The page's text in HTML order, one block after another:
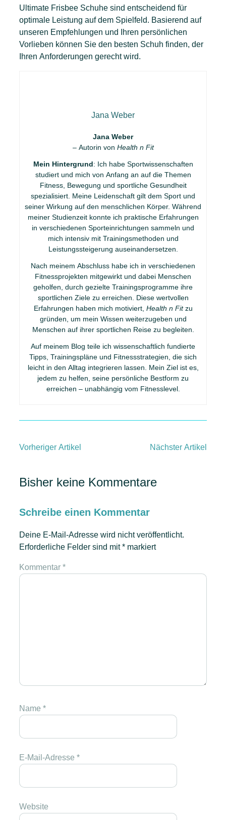
Ultimate Frisbee Schuhe sind entscheidend für
optimale Leistung auf dem Spielfeld. Basierend auf
unseren Empfehlungen und Ihren persönlichen
Vorlieben können Sie den besten Schuh finden, der
Ihren Anforderungen gerecht wird.
Jana Weber
Jana Weber
– Autorin von Health n Fit
Mein Hintergrund: Ich habe Sportwissenschaften
studiert und mich von Anfang an auf die Themen
Fitness, Bewegung und sportliche Gesundheit
spezialisiert. Meine Leidenschaft gilt dem Sport und
seiner Wirkung auf den menschlichen Körper. Während
meiner Studienzeit konnte ich praktische Erfahrungen
in verschiedenen Sporteinrichtungen sammeln und
mich intensiv mit Trainingsmethoden und
Leistungssteigerung auseinandersetzen.
Nach meinem Abschluss habe ich in verschiedenen
Fitnessprojekten mitgewirkt und dabei Menschen
geholfen, durch gezielte Trainingsprogramme ihre
sportlichen Ziele zu erreichen. Diese wertvollen
Erfahrungen haben mich motiviert, Health n Fitzu
gründen, um mein Wissen weiterzugeben und
Menschen auf ihrer sportlichen Reise zu begleiten.
Auf meinem Blog teile ich wissenschaftlich fundierte
Tipps, Trainingspläne und Fitnessstrategien, die sich
leicht in den Alltag integrieren lassen. Mein Ziel ist es,
jedem zu helfen, seine persönliche Bestform zu
erreichen – unabhängig vom Fitnesslevel.
Vorheriger Artikel Nächster Artikel
Bisher keine Kommentare
Schreibe einen Kommentar
Deine E-Mail-Adresse wird nicht veröffentlicht.
Erforderliche Felder sind mit* markiert
Kommentar *
Name *
E-Mail-Adresse *
Website